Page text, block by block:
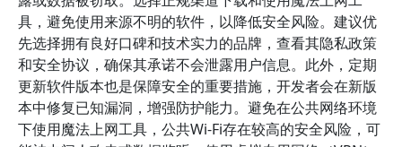
具，避免使用来源不明的软件，以降低安全风险。建议优
先选择拥有良好口碑和技术实力的品牌，查看其隐私政策
和安全协议，确保其承诺不会泄露用户信息。此外，定期
更新软件版本也是保障安全的重要措施，开发者会在新版
本中修复已知漏洞，增强防护能力。避免在公共网络环境
下使用魔法上网工具，公共Wi-Fi存在较高的安全风险，可